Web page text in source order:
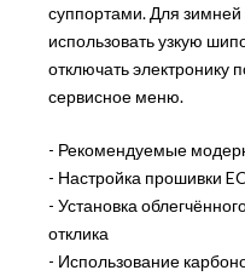
суппортами. Для зимней
использовать узкую
отключать электронику
сервисное меню.
- Рекомендуемые
- Настройка прошивки
- Установка
отклика
- Использование